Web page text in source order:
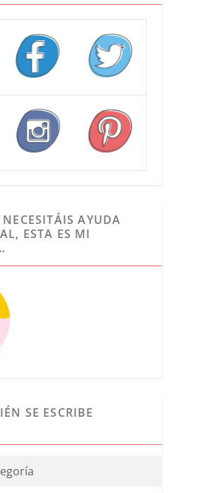
AYUDA
ESTA ES MI
SE ESCRIBE